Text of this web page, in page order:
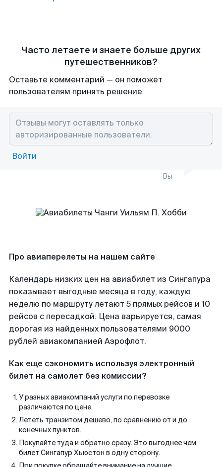
Часто летаете и знаете больше других
путешественников?
Оставьте комментарий — он поможет
пользователям принять решение
Войти
Вы
Про авиаперелеты на нашем сайте
Календарь низких цен на авиабилет из Сингапура
показывает выгодные месяца в году, каждую
неделю по маршруту летают 5 прямых рейсов и 10
рейсов с пересадкой. Цена варьируется, самая
дорогая из найденных пользователями 9000
рублей авиакомпанией Аэрофлот.
Как еще сэкономить используя электронный
билет на самолет без комиссии?
У разных авиакомпаний услуги по перевозке
различаются по цене.
Лететь транзитом дешево, по сравнению от и до
конечных пунктов.
Покупайте туда и обратно сразу. Это выгоднее чем
билет Сингапур Хьюстон в одну сторону.